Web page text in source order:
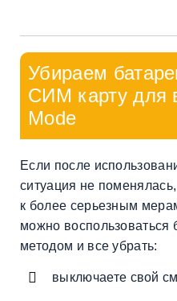
Убираем
СИМ карту для
Mode
Если после
ситуация не
к более серьезным
можно воспользоваться
методом и все убрать:
выключаете свой